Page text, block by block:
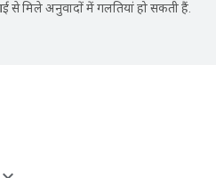
से मिले अनुवादों में गलतियां हो सकती हैं.